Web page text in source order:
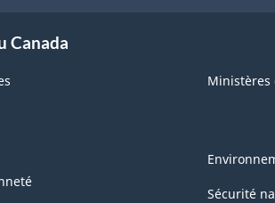
Canada
Ministères
Sécurité